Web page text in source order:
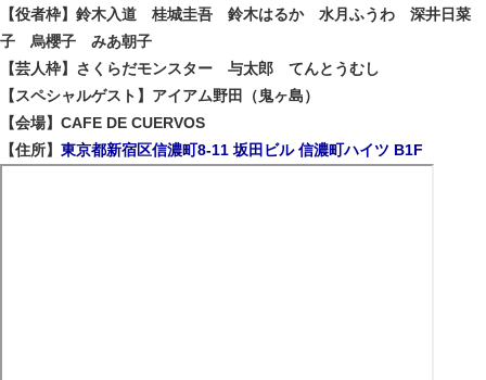
【役者枠】鈴木入道 桂城圭吾 鈴木はるか 水月ふうわ 深井日菜
子 烏櫻子 みあ朝子
【芸人枠】さくらだモンスター 与太郎 てんとうむし
【スペシャルゲスト】アイアム野田（鬼ヶ島）
【会場】CAFE DE CUERVOS
【住所】 東京都新宿区信濃町8-11 坂田ビル 信濃町ハイツ B1F